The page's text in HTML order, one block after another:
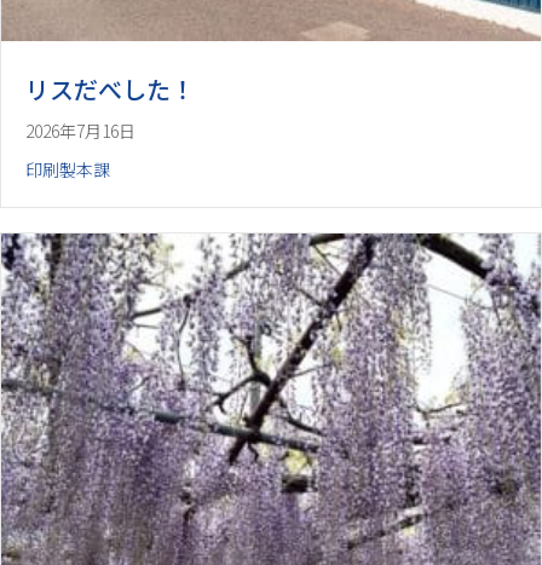
リスだべした！
2026年7月16日
印刷製本課